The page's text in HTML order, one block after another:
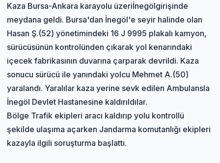
Kaza Bursa-Ankara karayolu üzeriİnegölgirişinde
meydana geldi. Bursa'dan İnegöl'e seyir halinde olan
Hasan Ş.(52) yönetimindeki 16 J 9995 plakalı kamyon,
sürücüsünün kontrolünden çıkarak yol kenarındaki
içecek fabrikasının duvarına çarparak devrildi. Kaza
sonucu sürücü ile yanındaki yolcu Mehmet A.(50)
yaralandı. Yaralılar kaza yerine sevk edilen Ambulansla
İnegöl Devlet Hastanesine kaldırıldılar.
Bölge Trafik ekipleri aracı kaldırıp yolu kontrollü
şekilde ulaşıma açarken Jandarma komutanlığı ekipleri
kazayla ilgili soruşturma başlattı.